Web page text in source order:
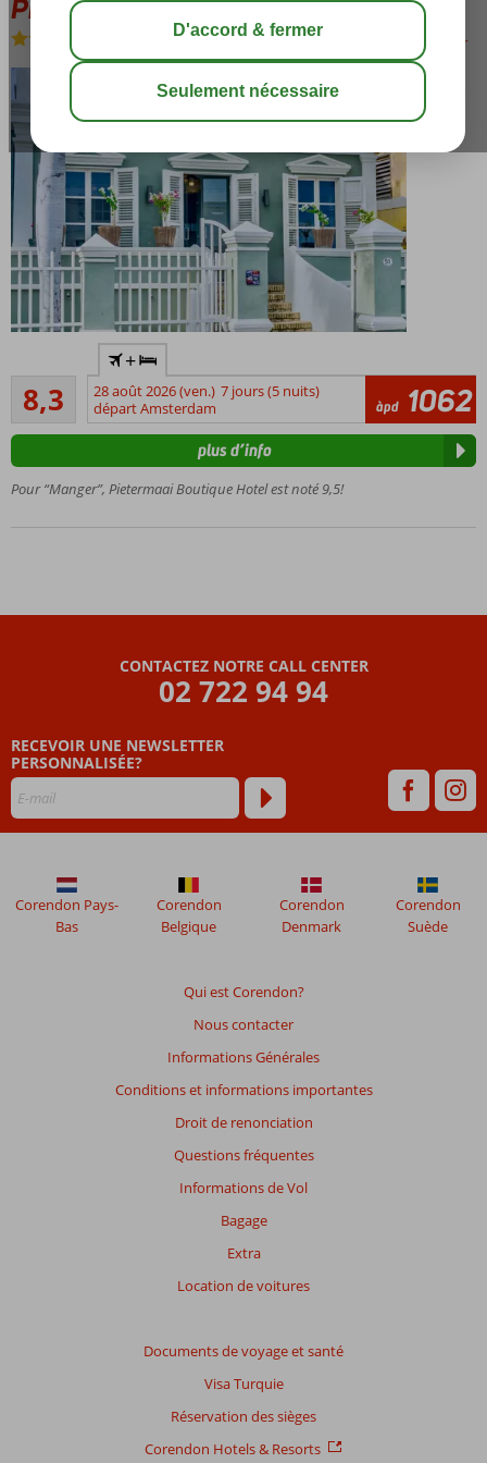
Pietermaai Boutique Hotel
Boutique hotel sauver
Séjourner
de
Pietermaai
Un
et plein
vieilles
hollandaises
nourriture
au coin de
la rue
2 petites
rafraîchir
8,3Très bon
13
commentaires
+
28 août 2026 (ven.) 7 jours (5 nuits)
départ Amsterdam
àpd 1062
Pour “Manger”, Pietermaai Boutique Hotel est noté 9,5!
plus d’info
CONTACTEZ NOTRE CALL CENTER
02 722 94 94
RECEVOIR UNE NEWSLETTER
PERSONNALISÉE?
Qui est Corendon?
Nous contacter
Informations Générales
Conditions et informations importantes
Droit de renonciation
Questions fréquentes
Informations de Vol
Bagage
Extra
Location de voitures
Documents de voyage et santé
Visa Turquie
Réservation des sièges
Corendon Hotels & Resorts
Corendon Pays-
Bas
Corendon
Belgique
Corendon
Denmark
Corendon
Suède